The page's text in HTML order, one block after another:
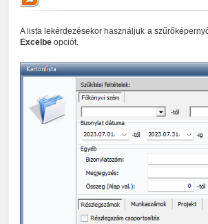
A lista lekérdezésekor használjuk a
Excelbe opciót.